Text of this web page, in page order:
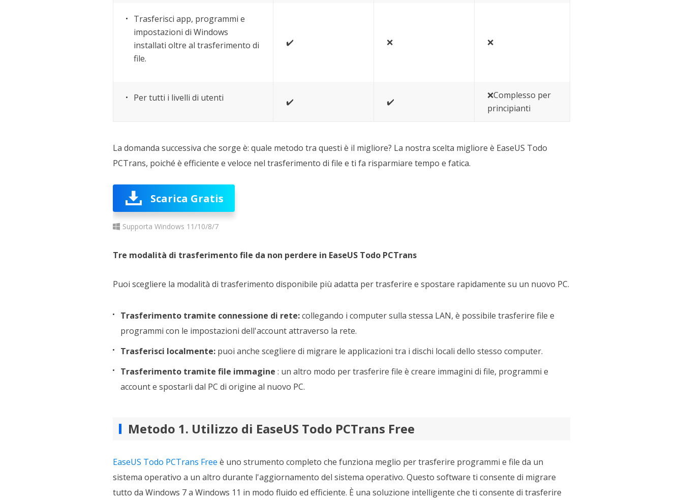
Trasferisci app, programmi e
impostazioni di Windows
installati oltre al trasferimento di
file.
✔️ ❌ ❌
Per tutti i livelli di utenti ✔️ ✔️
❌Complesso per
principianti
La domanda successiva che sorge è: quale metodo tra questi è il migliore? La nostra scelta migliore è EaseUS Todo
PCTrans, poiché è efficiente e veloce nel trasferimento di file e ti fa risparmiare tempo e fatica.
Scarica Gratis
Supporta Windows 11/10/8/7
Tre modalità di trasferimento file da non perdere in EaseUS Todo PCTrans
Puoi scegliere la modalità di trasferimento disponibile più adatta per trasferire e spostare rapidamente su un nuovo PC.
Trasferimento tramite connessione di rete:collegando i computer sulla stessa LAN, è possibile trasferire file e
programmi con le impostazioni dell'account attraverso la rete.
Trasferisci localmente: puoi anche scegliere di migrare le applicazioni tra i dischi locali dello stesso computer.
Trasferimento tramite file immagine : un altro modo per trasferire file è creare immagini di file, programmi e
account e spostarli dal PC di origine al nuovo PC.
Metodo 1. Utilizzo di EaseUS Todo PCTrans Free
EaseUS Todo PCTrans Free è uno strumento completo che funziona meglio per trasferire programmi e file da un
sistema operativo a un altro durante l'aggiornamento del sistema operativo. Questo software ti consente di migrare
tutto da Windows 7 a Windows 11 in modo fluido ed efficiente. È una soluzione intelligente che ti consente di trasferire